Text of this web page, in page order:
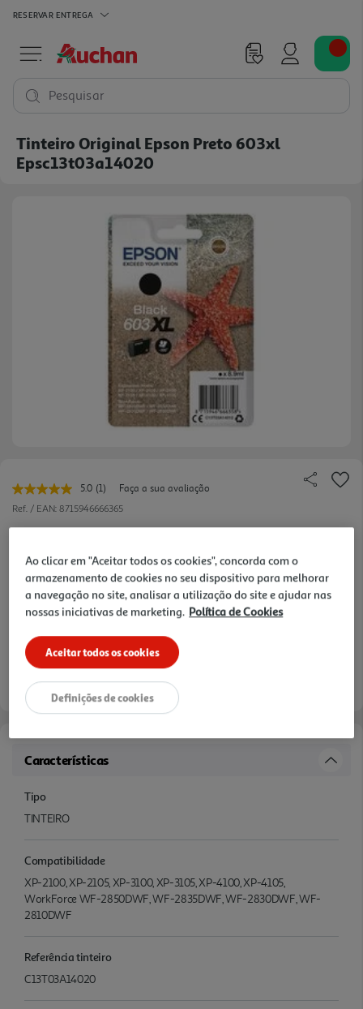
RESERVAR ENTREGA
Pesquisar
Tinteiro Original Epson Preto 603xl
Epsc13t03a14020
5.0 Leu
uma
a
mesma
página.
(1)
Faça a sua avaliação
Ref. / EAN: 8715946666365
36,99 €
verificar stock em loja >
Entrega estimada entre13/08/2026 e 14/08/2026
Características
Tipo
TINTEIRO
Compatibilidade
XP-2100, XP-2105, XP-3100, XP-3105, XP-4100, XP-4105,
WorkForce WF-2850DWF, WF-2835DWF, WF-2830DWF, WF-
2810DWF
Referência tinteiro
C13T03A14020
Ao clicar em "Aceitar todos os cookies", concorda com o
armazenamento de cookies no seu dispositivo para melhorar
a navegação no site, analisar a utilização do site e ajudar nas
nossas iniciativas de marketing. Política de Cookies
Aceitar todos os cookies
Definições de cookies